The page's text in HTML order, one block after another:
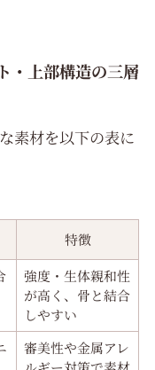
・上部構造の三層
素材を以下の表に
特徴
強度・生体親和性
が高く、骨と結合
しやすい
審美性や金属アレ